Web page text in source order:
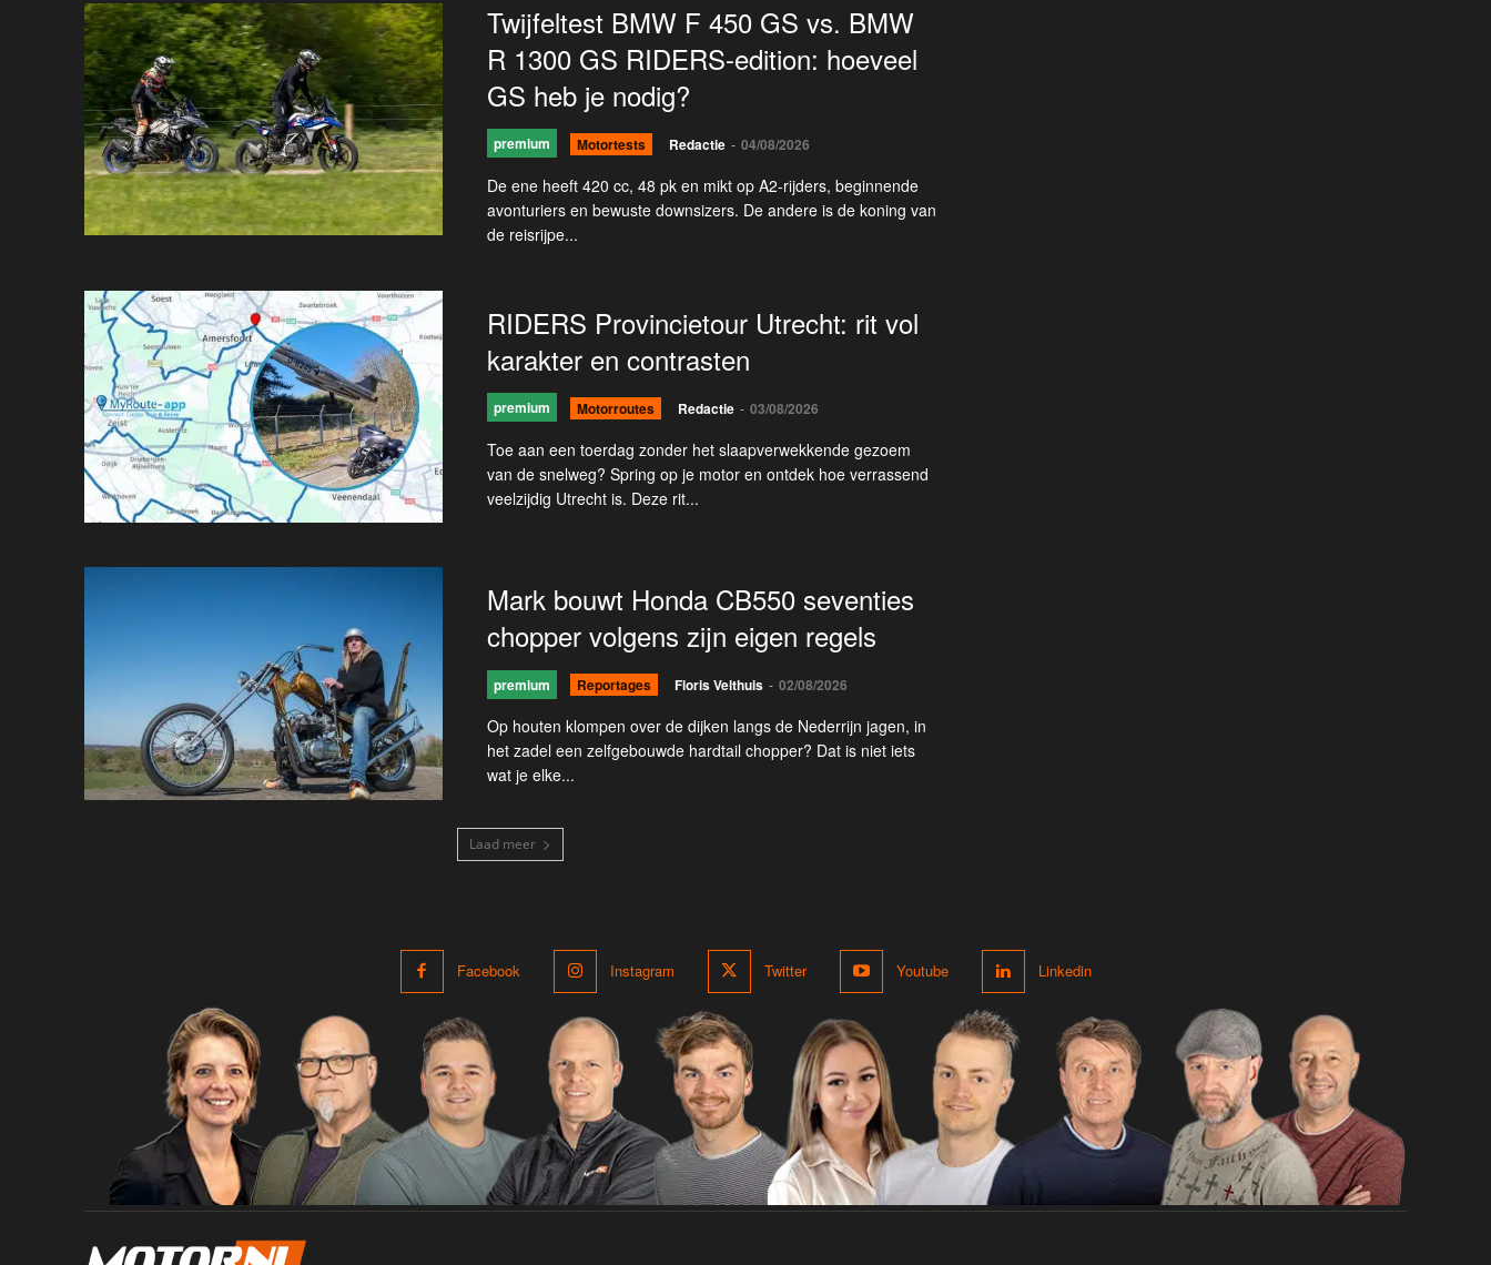
Twijfeltest BMW F 450 GS vs. BMW
R 1300 GS RIDERS-edition: hoeveel
GS heb je nodig?
premium Motortests Redactie - 04/08/2026
De ene heeft 420 cc, 48 pk en mikt op A2-rijders, beginnende
avonturiers en bewuste downsizers. De andere is de koning van
de reisrijpe...
RIDERS Provincietour Utrecht: rit vol
karakter en contrasten
premium Motorroutes Redactie - 03/08/2026
Toe aan een toerdag zonder het slaapverwekkende gezoem
van de snelweg? Spring op je motor en ontdek hoe verrassend
veelzijdig Utrecht is. Deze rit...
Mark bouwt Honda CB550 seventies
chopper volgens zijn eigen regels
premium Reportages Floris Velthuis - 02/08/2026
Op houten klompen over de dijken langs de Nederrijn jagen, in
het zadel een zelfgebouwde hardtail chopper? Dat is niet iets
wat je elke...
Laad meer
Facebook Instagram Twitter Youtube Linkedin